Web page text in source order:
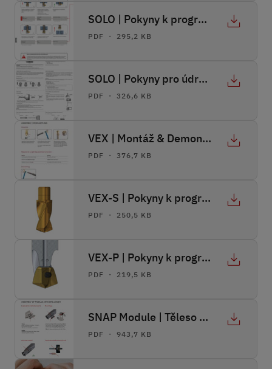
SOLO | Pokyny k programování
PDF ・ 295,2 KB
SOLO | Pokyny pro údržbu
PDF ・ 326,6 KB
VEX | Montáž & Demontáž
PDF ・ 376,7 KB
VEX-S | Pokyny k programování
PDF ・ 250,5 KB
VEX-P | Pokyny k programování
PDF ・ 219,5 KB
SNAP Module | Těleso vrtáku instalačního modulu
PDF ・ 943,7 KB